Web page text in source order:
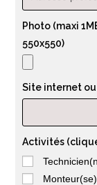
Photo (maxi
550x550)
Site internet
Activités
Monteur(se)